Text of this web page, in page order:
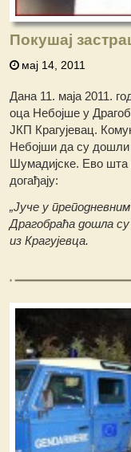
Покушај
мај 14, 2011
Дана 11. маја 2011.
оца Небојше у
ЈКП Крагујевац.
Небојши да су дошли
Шумадијске. Ево шта
догађају:
„Јуче у
Драгобраћа дошла су
из Крагујевца.